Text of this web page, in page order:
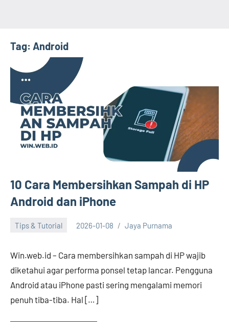
Tag: Android
10 Cara Membersihkan Sampah di HP
Android dan iPhone
Tips & Tutorial 2026-01-08 Jaya Purnama
Win.web.id – Cara membersihkan sampah di HP wajib
diketahui agar performa ponsel tetap lancar. Pengguna
Android atau iPhone pasti sering mengalami memori
penuh tiba-tiba. Hal […]